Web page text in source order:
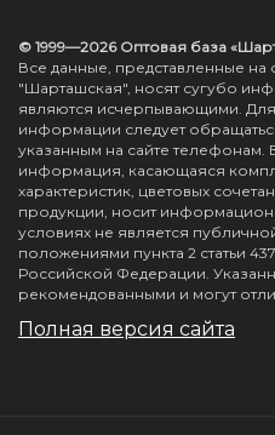
© 1999—2026 Оптовая база
Все данные, представленные на
"Шарташская", носят сугубо
являются исчерпывающими.
информации следует
указанным на сайте телефонам.
информация, касающаяся
характеристик, цветовых
продукции, носит
условиях не является
положениями пункта 2 статьи
Российской Федерации.
рекомендованными и могут
Полная версия сайта